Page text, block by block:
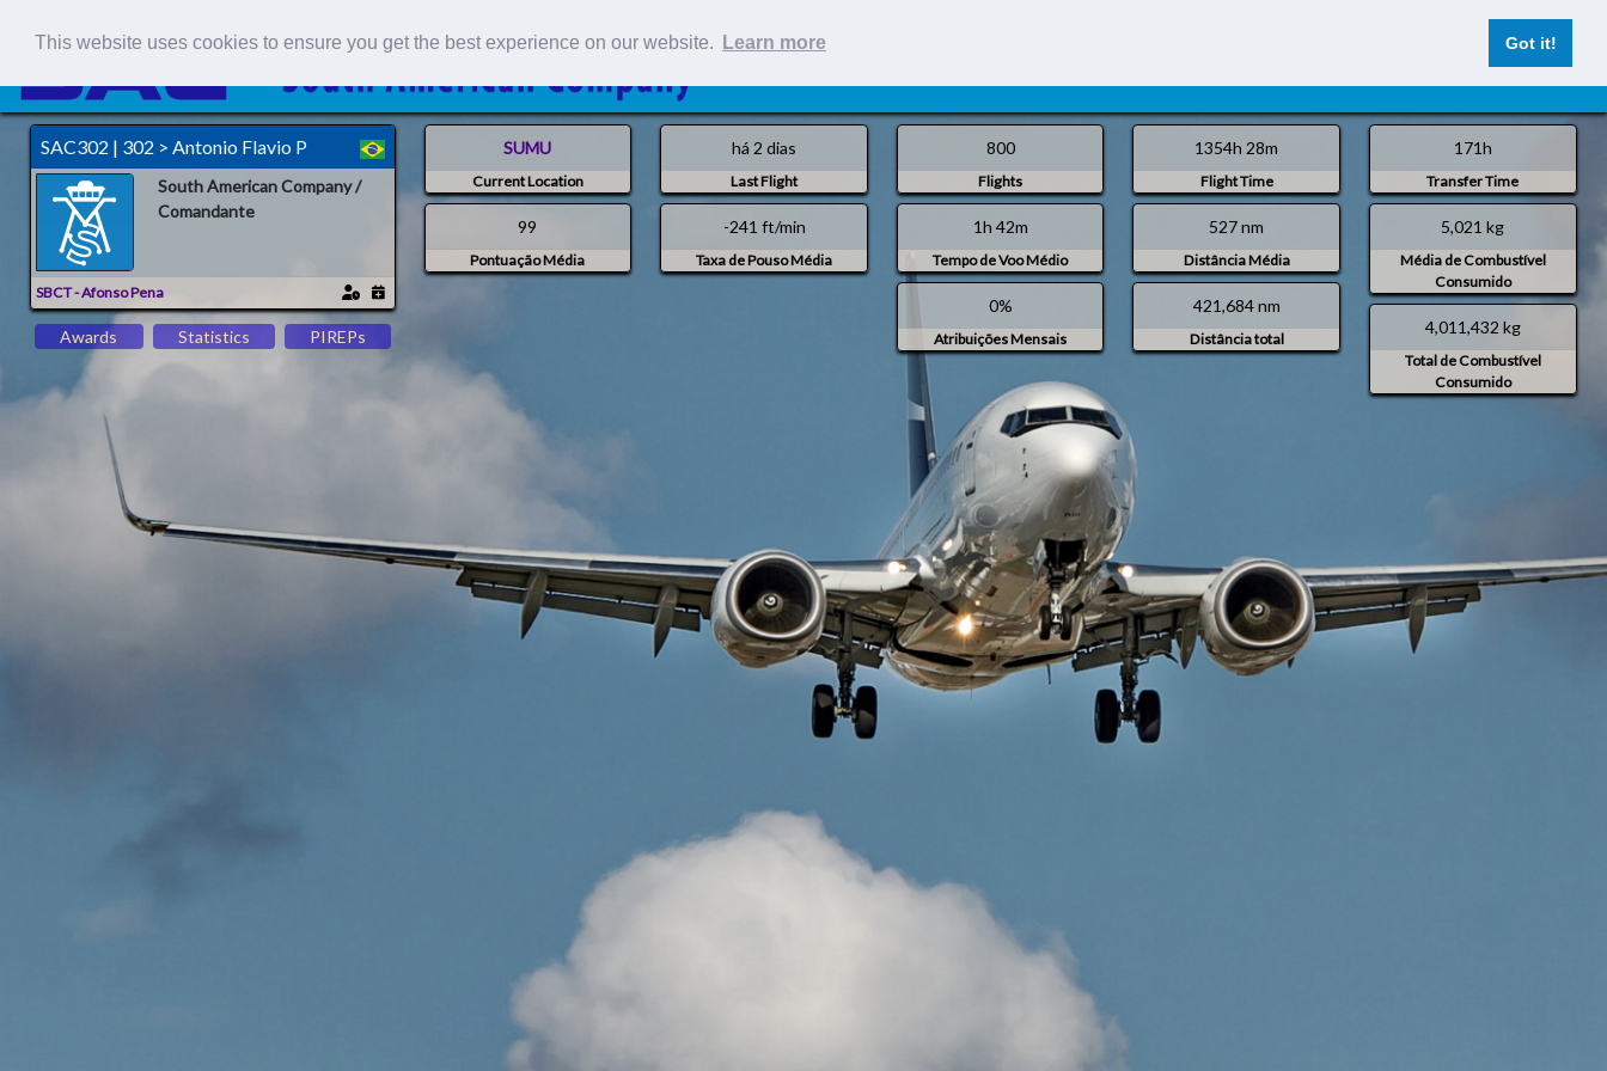
This website uses cookies to ensure you get the best experience on our website. Learn more Got it!
Entrar
SAC302 | 302 > Antonio Flavio P
South American Company /
Comandante
SBCT - Afonso Pena
Awards Statistics PIREPs
SUMU
Current Location
há 2 dias
Last Flight
800
Flights
1354h 28m
Flight Time
171h
Transfer Time
99
Pontuação Média
-241 ft/min
Taxa de Pouso Média
1h 42m
Tempo de Voo Médio
0%
Atribuições Mensais
527 nm
Distância Média
421,684 nm
Distância total
5,021 kg
Média de Combustível
Consumido
4,011,432 kg
Total de Combustível
Consumido